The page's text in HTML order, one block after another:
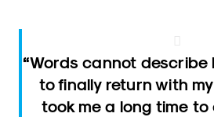
“Words cannot describe
to finally return with
took me a long time to